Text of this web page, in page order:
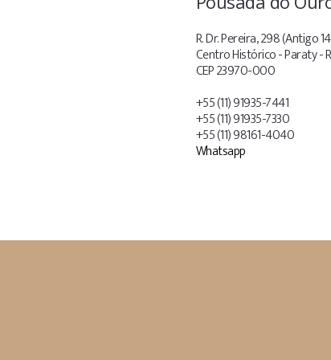
R. Dr. Pereira, 298 (Antigo
Centro Histórico - Paraty -
CEP 23970-000
+55 (11) 91935-7441
+55 (11) 91935-7330
+55 (11) 98161-4040
Whatsapp